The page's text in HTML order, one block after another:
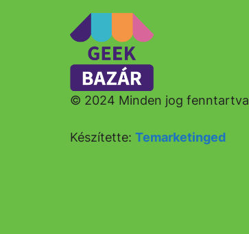
© 2024 Minden jog fenntartva
Készítette: Temarketinged